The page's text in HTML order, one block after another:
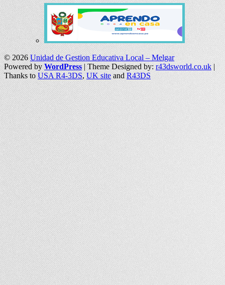
© 2026Unidad de Gestion Educativa Local – Melgar
Powered byWordPress | Theme Designed by: r43dsworld.co.uk |
Thanks to USA R4-3DS, UK site and R43DS